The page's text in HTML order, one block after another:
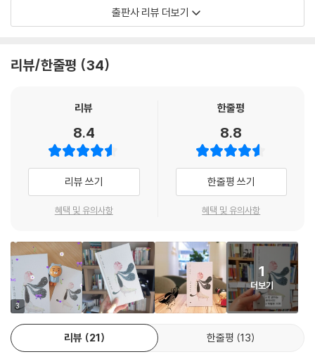
적인 것임을 고백하지만 매사에 조심할 수밖에 없는 매기는 입장이 달랐
의 관계로 가는 대신 새롭게 채워질 그들의 시간과 자리를 재훈이 인정해
그러나 결국 그들의 사랑은 완성될 수 없었다. 그들에게는 돌아가야 할 자
리가 있고 각자의 삶이 있었다. 아름답게 이별하고, 좋은 것만 기억하는 것
으로 둘의 사랑을 마무리하려 하지만 마지막까지도 서로에 대한 애틋함은
버리지 못한다. “아무리 동산 수풀은 사라지고 장미꽃은 피어 만발하더라
다 된 이후라도” 서로에 대한 기억은 잊지 못할 것이라고 고백한다.
격하게 맞서 쟁취함으로 이뤄지는 사랑이 아닌 묵묵히 서로를 존중하며 응
원하는 이별을 택한 재훈과 매기는, 그 아픔 속에서 성장하고 성숙한다. 때
를 놓친 그들의 사랑은 슬프고, 권태롭고, 비감하지만 자신의 지난 시간에
대한 믿음과 앞으로에 대한 희미한 희망을 간직한 김금희 식의 따뜻한 인
물은 또 이렇게 탄생한다.
출판사 리뷰 더보기
리뷰/한줄평 34
리뷰
8.4
리뷰 쓰기
혜택 및 유의사항
한줄평
8.8
한줄평 쓰기
혜택 및 유의사항
3
1
더보기
리뷰 21 한줄평 13